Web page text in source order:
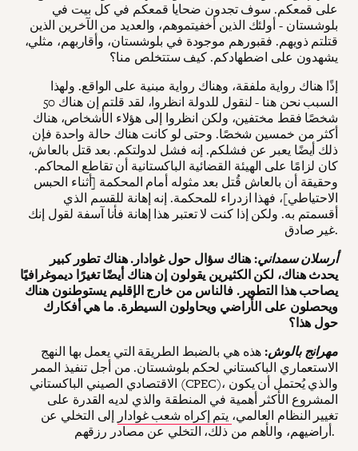
على قمعكم. سوف تجدون ضحايا قمعكم في كل بيت في
بلوشستان - أولئك الذين أخفيتموهم، والعديد من الآخرين الذين
قتلتم ذويهم. فقبورهم موجودة في بلوشستان، وأقاربهم، مثلي،
يشهدون على اضطهادكم. كيف ستتخلص منا؟
إذًا هناك رواية ملفقة، وهناك رواية مبنية على الواقع. ولهذا
السبب نحن هنا - لنقول للدولة انظروا، لقد قلتم إن هناك 50
شخصًا فقط مختفين، ولكن انظروا إلى هؤلاء الأشخاص، هناك
أكثر من خمسين شخصًا. وحتى لو كانت هناك حالة واحدة فإن
ذلك أيضًا يعبر عن فشلكم. إنه فشل لدولتكم. بعد قتل بالعاش،
كان لزامًا على الهيئة القضائية الباكستانية أن تقاطع المحاكم.
وحقيقة أن بالعاش قُتل بعد مثوله أمام المحكمة [أثناء الحبس
الاحتياطي]، فهذا ازدراء للمحكمة. إنه إهانة للقسم الذي
أقسمتم به. ولكن إذا كنت لا تعتبر هذا إهانة فأنا آسفة لقول إنك
غير صادق.
أرسلان سمداني: هناك سؤال حول غوادار. هناك تطور كبير
يحدث هناك، لكن الكثيرين يقولون إن هناك أيضًا تغيرًا ديموغرافيًا
يصاحب هذا التطوير. فالناس من خارج الإقليم يستوطنون هناك
ويحصلون على الأراضي ويحاولون السيطرة. ما هي أفكارك
حول هذا؟
مهرانج بالوش:هذه هي بالضبط الطريقة التي يعمل بها النهج
الاستعماري الباكستاني لحكم بلوشستان. من أجل تنفيذ الممر
الاقتصادي الصيني الباكستاني (CPEC)، والذي يُحتمل أن يكون
المشروع الأكثر أهمية في المنطقة والذي لديه القدرة على
تغيير النظام العالمي، يتم إكراه شعب غوادار إلى التخلي عن
أراضيهم، والأهم من ذلك، التخلي عن مصادر رزقهم.